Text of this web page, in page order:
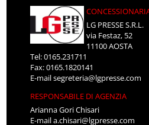
LG PRESSE S.R.L.
via Festaz, 52
11100 AOSTA
Tel: 0165.231711
Fax: 0165.1820141
E-mailsegreteria@lgpresse.com
RESPONSABILE DI AGENZIA
Arianna Gori Chisari
E-maila.chisari@lgpresse.com